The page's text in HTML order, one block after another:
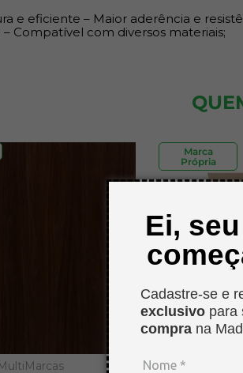
Ei,
Cadastre-se e
exclusivo para
compra na
e eficiente – Maior aderência e
Compatível com diversos materiais;
MultiMarcas
Marca
Própria